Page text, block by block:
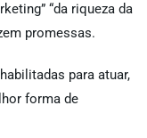
“da riqueza da
promessas.
para atuar,
forma de